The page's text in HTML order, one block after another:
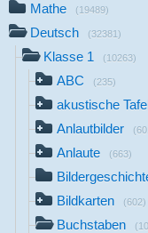
Mathe (19489)
Deutsch (32381)
Klasse 1 (10263)
ABC (235)
akustische
Anlautbilder
Anlaute (663)
Bildkarten (602)
Buchstaben